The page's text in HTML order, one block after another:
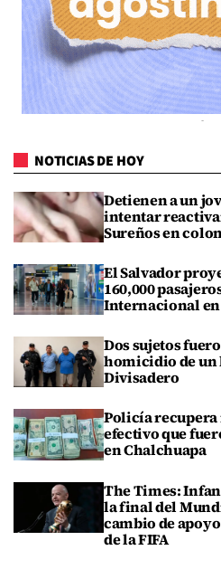
NOTICIAS DE HOY
Detienen a un
intentar
Sureños en
El Salvador
160,000
Internacional
Dos sujetos
homicidio de un
Divisadero
Policía recupera
efectivo que
en Chalchuapa
The Times:
la final del
cambio de
de la FIFA